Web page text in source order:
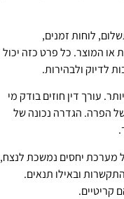
לוחות זמנים,
או המוצר. כל פרט כזה יכול
לדיוק ולבהירות.
עורך דין חוזים בודק מי
הפרה. הגדרה נכונה של
מערכת יחסים נמשכת לנצח,
ובאילו תנאים.
קריטיים.